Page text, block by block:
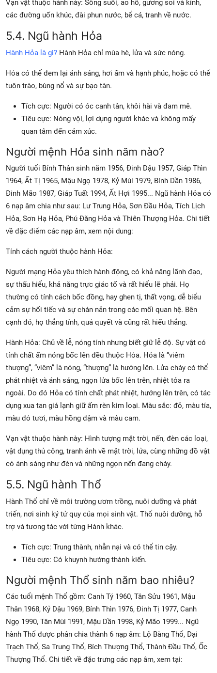
Vạn vật thuộc hành này: Sông suối, ao hồ, gương soi và kính,
các đường uốn khúc, đài phun nước, bể cá, tranh về nước.
5.4. Ngũ hành Hỏa
Hành Hỏa là gì? Hành Hỏa chỉ mùa hè, lửa và sức nóng.
Hỏa có thể đem lại ánh sáng, hơi ấm và hạnh phúc, hoặc có thể
tuôn trào, bùng nổ và sự bạo tàn.
Tích cực: Người có óc canh tân, khôi hài và đam mê.
Tiêu cực: Nóng vội, lợi dụng người khác và không mấy
quan tâm đến cảm xúc.
Người mệnh Hỏa sinh năm nào?
Người tuổi Bính Thân sinh năm 1956, Đinh Dậu 1957, Giáp Thìn
1964, Ất Tị 1965, Mậu Ngọ 1978, Kỷ Mùi 1979, Bính Dần 1986,
Đinh Mão 1987, Giáp Tuất 1994, Ất Hợi 1995... Ngũ hành Hỏa có
6 nạp âm chia như sau: Lư Trung Hỏa, Sơn Đầu Hỏa, Tích Lịch
Hỏa, Sơn Hạ Hỏa, Phú Đăng Hỏa và Thiên Thượng Hỏa. Chi tiết
về đặc điểm các nạp âm, xem nội dung:
Tính cách người thuộc hành Hỏa:
Người mạng Hỏa yêu thích hành động, có khả năng lãnh đạo,
sự thấu hiểu, khả năng trực giác tố và rất hiểu lẽ phải. Họ
thường có tính cách bốc đồng, hay ghen tị, thất vọng, dễ biểu
cảm sự hối tiếc và sự chán nản trong các mối quan hệ. Bên
cạnh đó, họ thẳng tính, quả quyết và cũng rất hiếu thắng.
Hành Hỏa: Chủ về lễ, nóng tính nhưng biết giữ lễ độ. Sự vật có
tính chất ấm nóng bốc lên đều thuộc Hỏa. Hỏa là “viêm
thượng”, “viêm” là nóng, “thượng” là hướng lên. Lửa cháy có thể
phát nhiệt và ánh sáng, ngọn lửa bốc lên trên, nhiệt tỏa ra
ngoài. Do đó Hỏa có tính chất phát nhiệt, hướng lên trên, có tác
dụng xua tan giá lạnh giữ ấm rèn kim loại. Màu sắc: đỏ, màu tía,
màu đỏ tươi, màu hồng đậm và màu cam.
Vạn vật thuộc hành này: Hình tượng mặt trời, nến, đèn các loại,
vật dụng thủ công, tranh ảnh về mặt trời, lửa, cùng những đồ vật
có ánh sáng như đèn và những ngọn nến đang cháy.
5.5. Ngũ hành Thổ
Hành Thổ chỉ về môi trường ươm trồng, nuôi dưỡng và phát
triển, nơi sinh ký tử quy của mọi sinh vật. Thổ nuôi dưỡng, hỗ
trợ và tương tác với từng Hành khác.
Tích cực: Trung thành, nhẫn nại và có thể tin cậy.
Tiêu cực: Có khuynh hướng thành kiến.
Người mệnh Thổ sinh năm bao nhiêu?
Các tuổi mệnh Thổ gồm: Canh Tý 1960, Tân Sửu 1961, Mậu
Thân 1968, Kỷ Dậu 1969, Bính Thìn 1976, Đinh Tị 1977, Canh
Ngọ 1990, Tân Mùi 1991, Mậu Dần 1998, Kỷ Mão 1999... Ngũ
hành Thổ được phân chia thành 6 nạp âm: Lộ Bàng Thổ, Đại
Trạch Thổ, Sa Trung Thổ, Bích Thượng Thổ, Thành Đầu Thổ, Ốc
Thượng Thổ. Chi tiết về đặc trưng các nạp âm, xem tại: